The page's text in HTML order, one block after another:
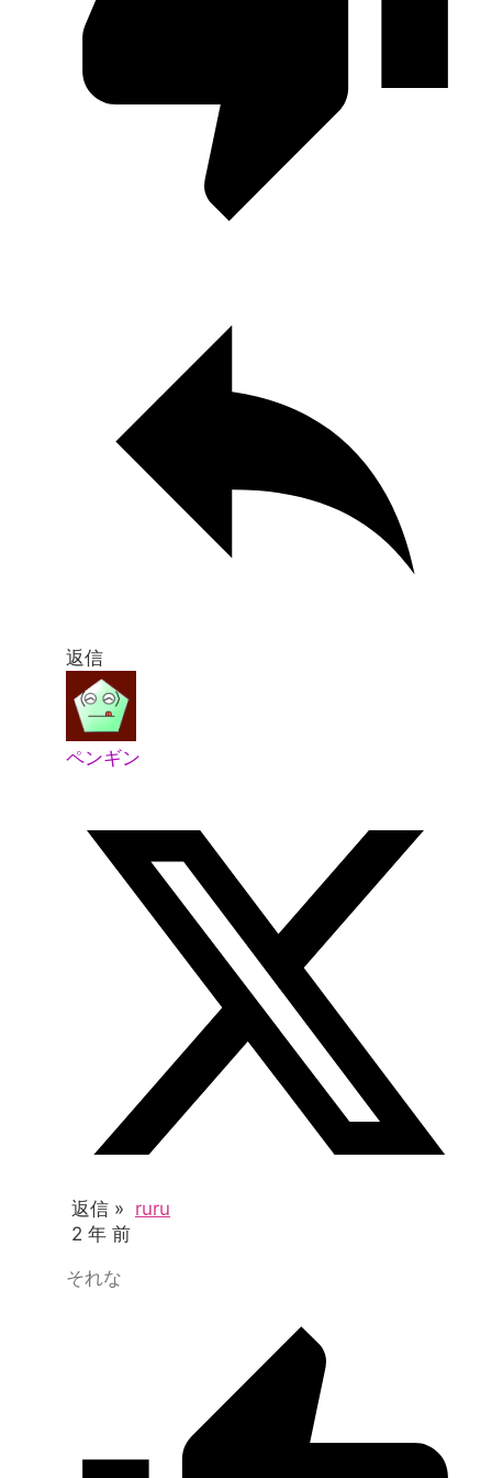
返信
ペンギン
返信 » ruru
2 年 前
それな